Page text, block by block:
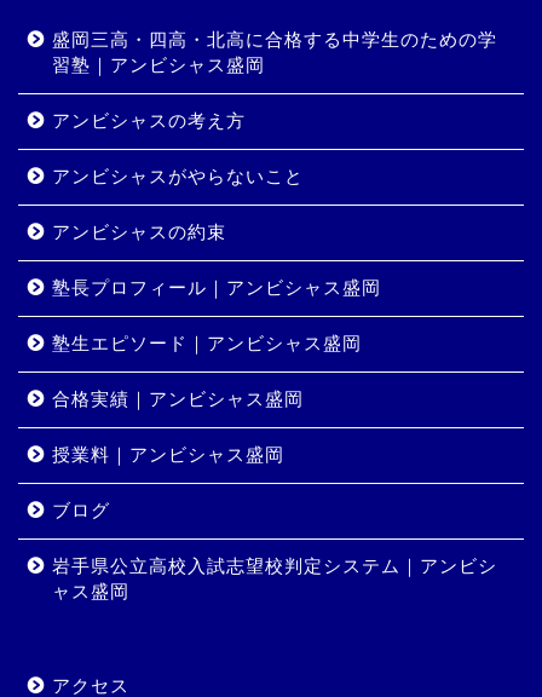
盛岡三高・四高・北高に合格する中学生のための学
習塾｜アンビシャス盛岡
アンビシャスの考え方
アンビシャスがやらないこと
アンビシャスの約束
塾長プロフィール｜アンビシャス盛岡
塾生エピソード｜アンビシャス盛岡
合格実績｜アンビシャス盛岡
授業料｜アンビシャス盛岡
ブログ
岩手県公立高校入試志望校判定システム｜アンビシ
ャス盛岡
アクセス
コース・料金